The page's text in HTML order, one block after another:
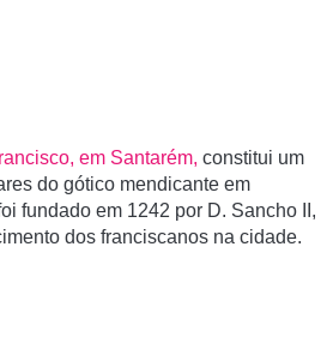
em Santarém, constitui um
do gótico mendicante em
fundado em 1242 por D. Sancho II,
dos franciscanos na cidade.